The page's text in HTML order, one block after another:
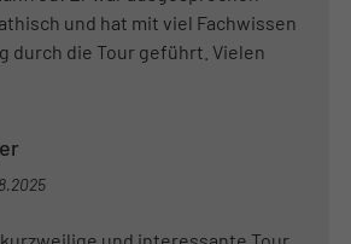
und hat mit viel Fachwissen
durch die Tour geführt. Vielen